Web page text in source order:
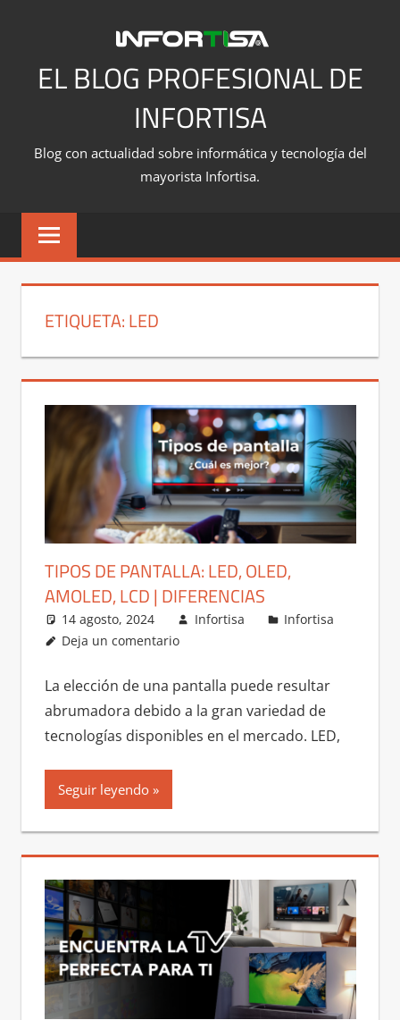
contenidoEL BLOG PROFESIONAL DE
INFORTISA
Blog con actualidad sobre informática y tecnología del
mayorista Infortisa.
ETIQUETA:LED
TIPOS DE PANTALLA: LED, OLED,
AMOLED, LCD | DIFERENCIAS
14 agosto, 2024 Infortisa
Infortisa
Deja un comentario
La elección de una pantalla puede resultar
abrumadora debido a la gran variedad de
tecnologías disponibles en el mercado. LED,
Seguir leyendo